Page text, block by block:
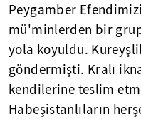
Peygamber
mü'minlerden bir
yola koyuldu.
göndermişti. Kralı
kendilerine teslim
Habeşistanlıların